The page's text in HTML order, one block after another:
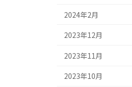
2024年2月
2023年12月
2023年11月
2023年10月